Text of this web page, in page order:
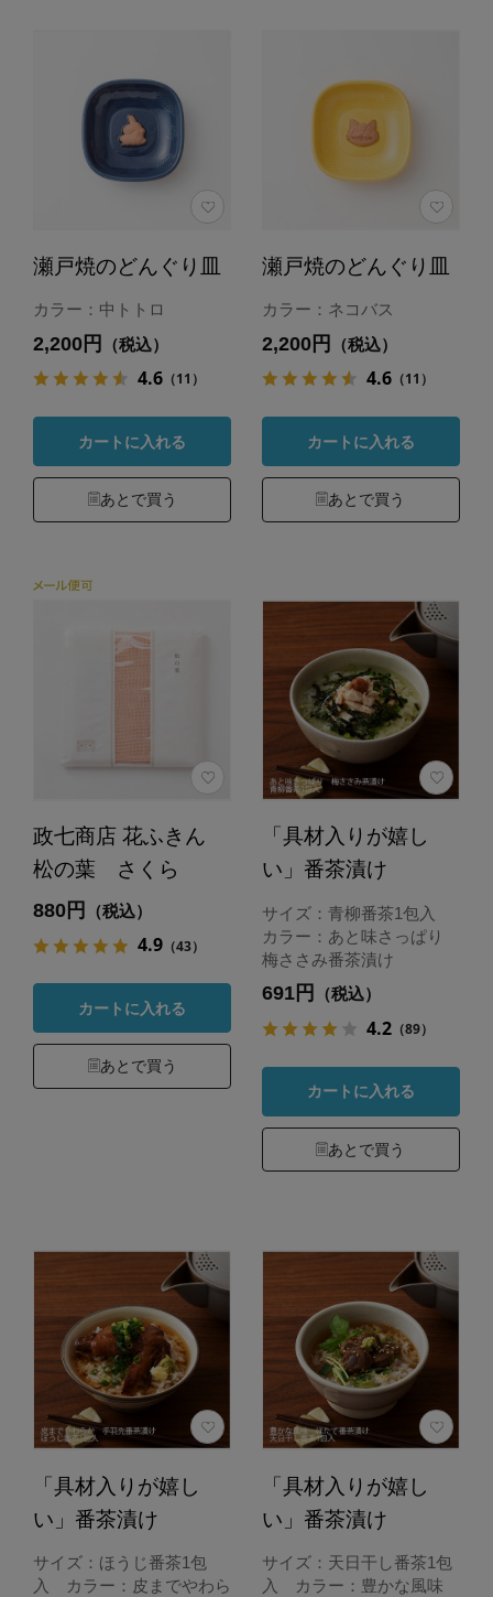
瀬戸焼のどんぐり皿
カラー：中トトロ
2,200円 （税込）
4.6（11）
カートに入れる
あとで買う
瀬戸焼のどんぐり皿
カラー：ネコバス
2,200円 （税込）
4.6（11）
カートに入れる
あとで買う
政七商店 花ふきん
松の葉 さくら
880円 （税込）
4.9（43）
カートに入れる
あとで買う
「具材入りが嬉し
い」番茶漬け
サイズ：青柳番茶1包入
カラー：あと味さっぱり
梅ささみ番茶漬け
691円 （税込）
4.2（89）
カートに入れる
あとで買う
「具材入りが嬉し
い」番茶漬け
サイズ：ほうじ番茶1包
入 カラー：皮までやわら
「具材入りが嬉し
い」番茶漬け
サイズ：天日干し番茶1包
入 カラー：豊かな風味